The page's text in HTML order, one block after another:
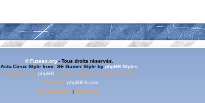
© Fuzeao.org- Tous droits réservés.
Astu.Cieux Style from *SE Gamer Style by phpBB Styles
Développé parphpBB® Forum Software © phpBB Limited
Traduit parphpBB-fr.com
Confidentialité | Conditions